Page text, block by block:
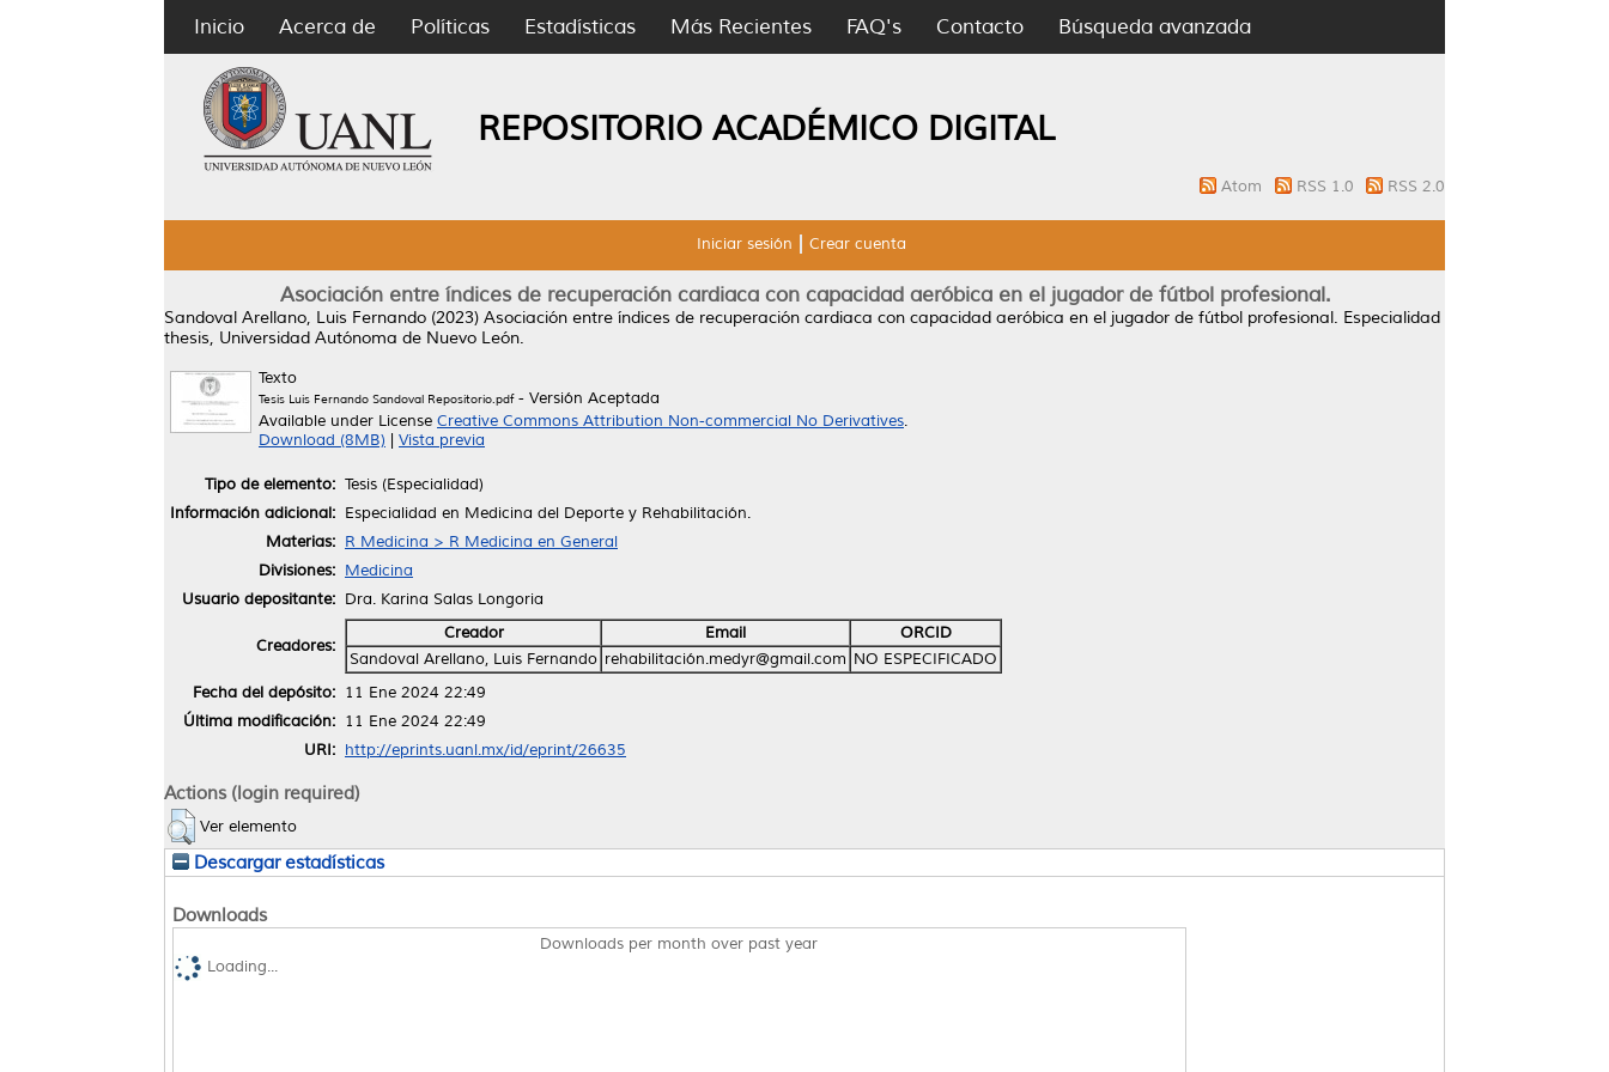
Inicio Acerca de Políticas Estadísticas Más Recientes FAQ's Contacto Búsqueda avanzada
REPOSITORIO ACADÉMICO DIGITAL
Atom RSS 1.0 RSS 2.0
Iniciar sesión Crear cuenta
Asociación entre índices de recuperación cardiaca con capacidad aeróbica en el jugador de fútbol profesional.
Sandoval Arellano, Luis Fernando (2023) Asociación entre índices de recuperación cardiaca con capacidad aeróbica en el jugador de fútbol profesional. Especialidad
thesis, Universidad Autónoma de Nuevo León.
Texto
Tesis Luis Fernando Sandoval Repositorio.pdf- Versión Aceptada
Available under License Creative Commons Attribution Non-commercial No Derivatives.
Download (8MB)
Vista previa
Tipo de elemento: Tesis (Especialidad)
Información adicional: Especialidad en Medicina del Deporte y Rehabilitación.
Materias: R Medicina > R Medicina en General
Divisiones: Medicina
Usuario depositante: Dra. Karina Salas Longoria
Creadores:
Creador Email
ORCID
Sandoval Arellano, Luis Fernando rehabilitación.medyr@gmail.com NO ESPECIFICADO
Fecha del depósito: 11 Ene 2024 22:49
Última modificación: 11 Ene 2024 22:49
URI: http://eprints.uanl.mx/id/eprint/26635
Actions (login required)
Ver elemento
Descargar estadísticas
Downloads
Downloads per month over past year
Loading...